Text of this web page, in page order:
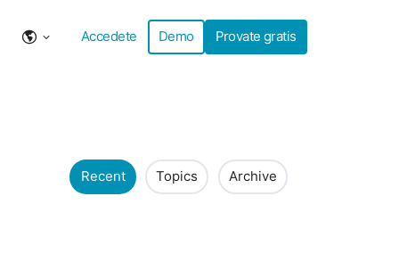
Accedete Demo Provate gratis
Recent Topics Archive